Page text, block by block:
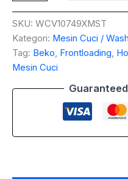
SKU: WCV10749XMST
Kategori: Mesin Cuci /
Tag: Beko, Frontloading,
Mesin Cuci